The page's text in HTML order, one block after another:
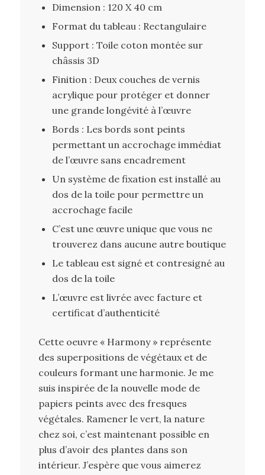
Dimension : 120 X 40 cm
Format du tableau : Rectangulaire
Support : Toile coton montée sur
châssis 3D
Finition : Deux couches de vernis
acrylique pour protéger et donner
une grande longévité à l’œuvre
Bords : Les bords sont peints
permettant un accrochage immédiat
de l’œuvre sans encadrement
Un système de fixation est installé au
dos de la toile pour permettre un
accrochage facile
C’est une œuvre unique que vous ne
trouverez dans aucune autre boutique
Le tableau est signé et contresigné au
dos de la toile
L’œuvre est livrée avec facture et
certificat d’authenticité
Cette oeuvre « Harmony » représente
des superpositions de végétaux et de
couleurs formant une harmonie. Je me
suis inspirée de la nouvelle mode de
papiers peints avec des fresques
végétales. Ramener le vert, la nature
chez soi, c’est maintenant possible en
plus d’avoir des plantes dans son
intérieur. J’espère que vous aimerez